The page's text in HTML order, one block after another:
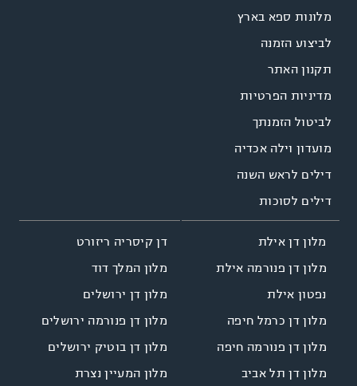
מלונות ספא בארץ
לביצוע הזמנה
תקנון האתר
מדיניות הפרטיות
לביטול הזמנתך
מועדון וילה אכדיה
דילים לראש השנה
דילים לסוכות
מלון דן אילת
מלון דן פנורמה אילת
נפטון אילת
מלון דן כרמל חיפה
מלון דן פנורמה חיפה
מלון דן תל אביב
דן קיסריה ריזורט
מלון המלך דוד
מלון דן ירושלים
מלון דן פנורמה ירושלים
מלון דן בוטיק ירושלים
מלון המעיין נצרת